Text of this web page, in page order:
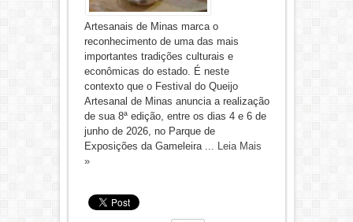
Artesanais de Minas marca o
reconhecimento de uma das mais
importantes tradições culturais e
econômicas do estado. É neste
contexto que o Festival do Queijo
Artesanal de Minas anuncia a realização
de sua 8ª edição, entre os dias 4 e 6 de
junho de 2026, no Parque de
Exposições da Gameleira ... Leia Mais
»